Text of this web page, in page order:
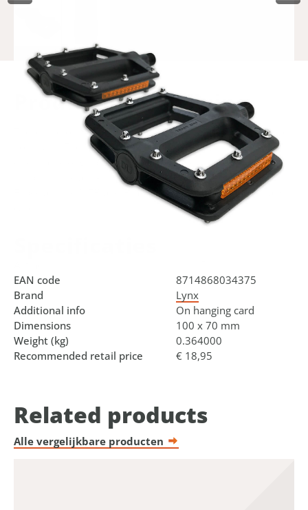
Product­omschrijving
These platform pedals from Lynx offer perfect control over
your bike. The flat pedal in combination with the steel pins
offers a lot of grip. The built-in reflectors ensure maximum
visibility. The anti-slip surface provides a good grip.
Especially for MTB and BMX bikes. Packed on a neat hang
EAN code
8714868034375
Brand
Lynx
Additional info
On hanging card
Dimensions
100 x 70 mm
Weight (kg)
0.364000
Recommended retail price
€ 18,95
Related products
Alle vergelijkbare producten